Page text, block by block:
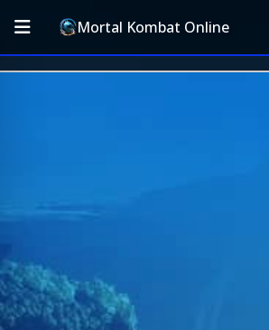
Mortal Kombat Online